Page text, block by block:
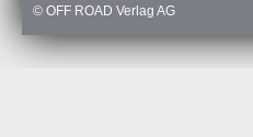
© OFF ROAD Verlag AG